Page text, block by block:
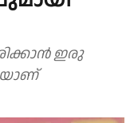
ഇരു